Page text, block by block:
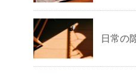
日常の